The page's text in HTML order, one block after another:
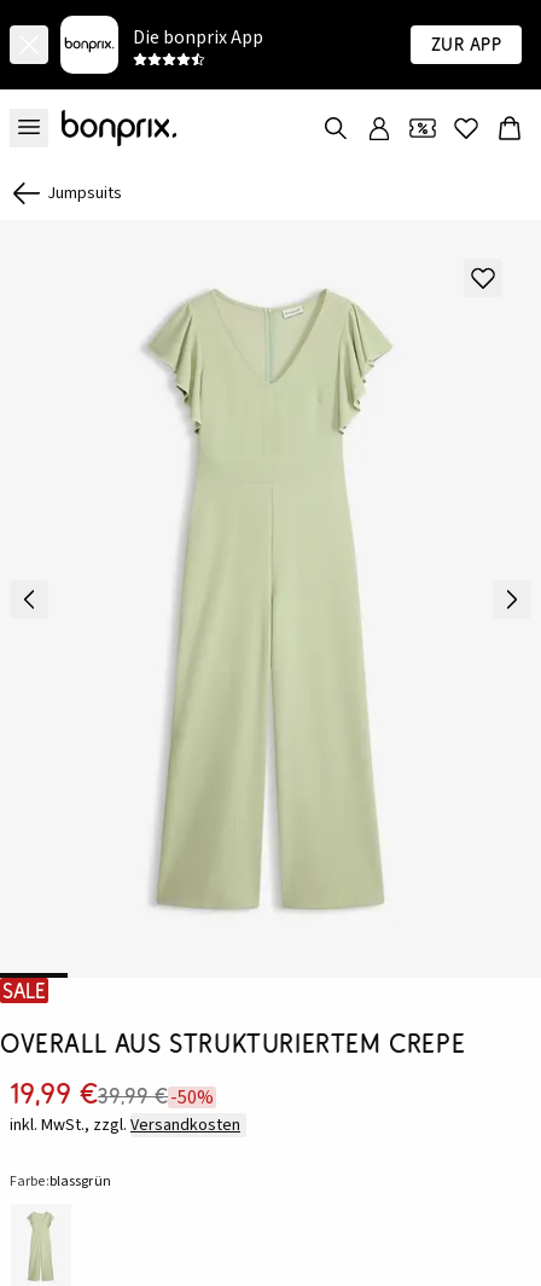
Die bonprix App Zur App
Jumpsuits
SALE
Overall aus strukturiertem Crepe
19,99 €39,99 €-50%
inkl. MwSt., zzgl. Versandkosten
Farbe:blassgrün